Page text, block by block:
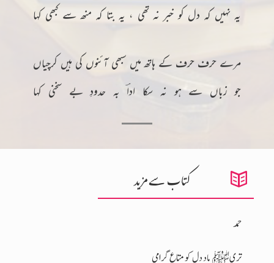
یہ نہیں کہ دل کو خبر نہ تھی ، یہ بتا کہ منھ سے کبھی کہا
مرے حرف حرف کے ہاتھ میں سبھی آئنوں کی ہیں کرچیاں
جو زباں سے ہو نہ سکا اداؔ بہ حدودِ بے سخنی کہا
کتاب سے مزید
حمد
تریﷺ یاد دل کو متاعِ گرامی